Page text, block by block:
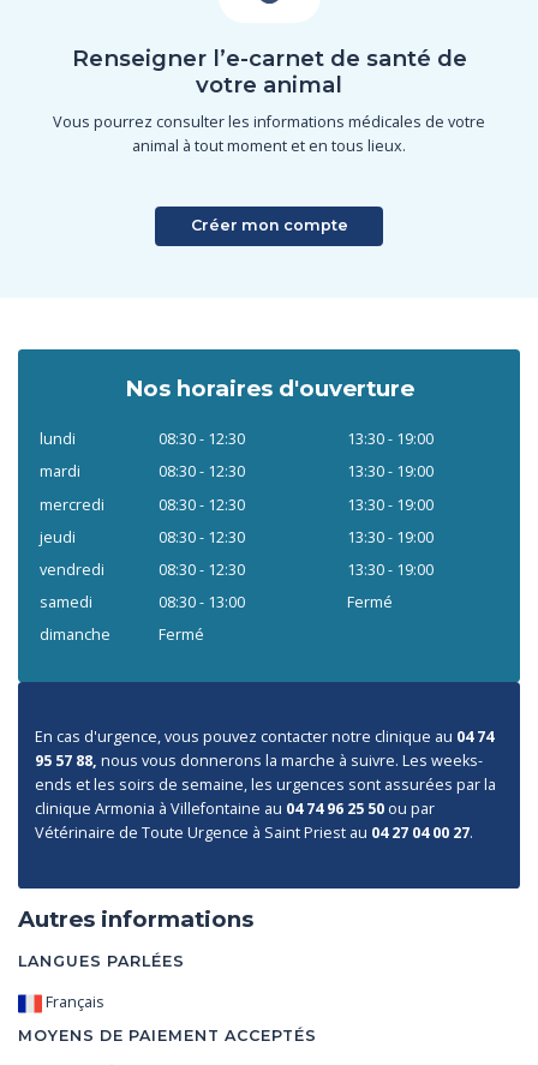
Renseigner l’e-carnet de santé de
votre animal
Vous pourrez consulter les informations médicales de votre
animal à tout moment et en tous lieux.
Créer mon compte
Nos horaires d'ouverture
lundi 08:30 - 12:30
13:30 - 19:00
mardi
08:30 - 12:30
13:30 - 19:00
mercredi
08:30 - 12:30
13:30 - 19:00
jeudi
08:30 - 12:30
13:30 - 19:00
vendredi
08:30 - 12:30
13:30 - 19:00
samedi
08:30 - 13:00
Fermé
dimanche
Fermé
En cas d'urgence, vous pouvez contacter notre clinique au 04 74
95 57 88,nous vous donnerons la marche à suivre. Les weeks-
ends et les soirs de semaine, les urgences sont assurées par la
clinique Armonia à Villefontaine au 04 74 96 25 50 ou par
Vétérinaire de Toute Urgence à Saint Priest au 04 27 04 00 27.
Autres informations
LANGUES PARLÉES
Français
MOYENS DE PAIEMENT ACCEPTÉS